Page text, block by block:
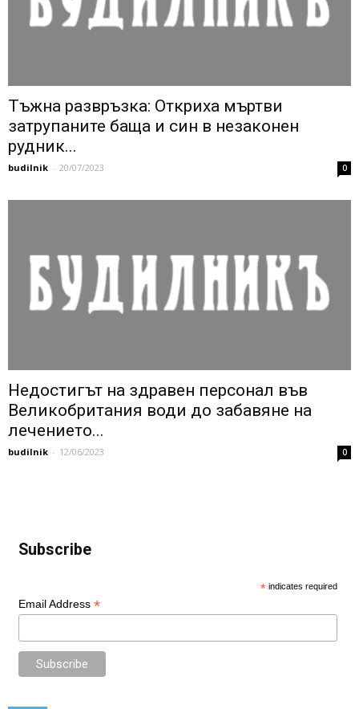
Тъжна развръзка: Откриха мъртви
затрупаните баща и син в незаконен
рудник...
budilnik - 20/07/2023 0
Недостигът на здравен персонал във
Великобритания води до забавяне на
лечението...
budilnik - 12/06/2023 0
Subscribe
* indicates required
Email Address *